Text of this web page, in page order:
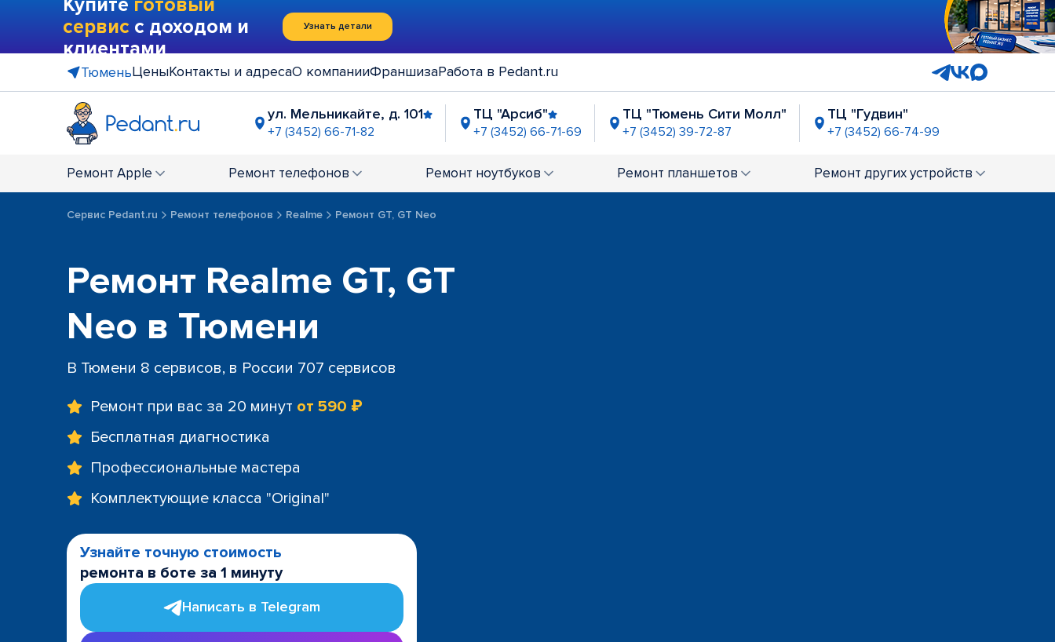
Купите готовый
сервис с доходом и
клиентами
Узнать детали
ТюменьЦеныКонтакты и адресаО компанииФраншизаРабота в Pedant.ru
ул. Мельникайте, д. 101
+7 (3452) 66-71-82
ТЦ "Арсиб"
+7 (3452) 66-71-69
ТЦ "Тюмень Сити Молл"
+7 (3452) 39-72-87
ТЦ "Гудвин"
+7 (3452) 66-74-99
+7 (3452) 66-71-76 +7 (3452) 66-71-92 +7 (345) 221-53-61 Закрыт по тех. причинам
Ремонт Apple Ремонт телефонов Ремонт ноутбуков Ремонт планшетов Ремонт других устройств
Сервис Pedant.ru Ремонт телефонов Realme Ремонт GT, GT Neo
Ремонт Realme GT, GT
Neo в Тюмени
В Тюмени 8 сервисов, в России 707 сервисов
Ремонт при вас за 20 минут от 590 ₽
Бесплатная диагностика
Профессиональные мастера
Комплектующие класса "Original"
Узнайте точную стоимость
ремонта в боте за 1 минуту
Написать в Telegram